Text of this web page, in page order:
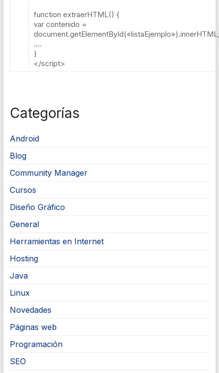
function extraerHTML() {
var contenido =
….
}
</script>
Categorías
Android
Blog
Community Manager
Cursos
Diseño Gráfico
General
Herramientas en Internet
Hosting
Java
Linux
Novedades
Páginas web
Programación
SEO